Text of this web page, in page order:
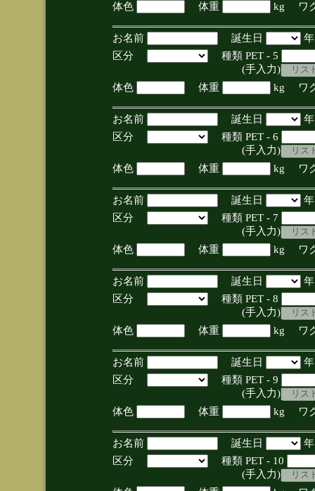
体色
体重 kg ワ
お名前 誕生日
区分
種類 PET - 5
(手入力)
体色
体重 kg ワ
お名前 誕生日
区分
種類 PET - 6
(手入力)
体色
体重 kg ワ
お名前 誕生日
区分
種類 PET - 7
(手入力)
体色
体重 kg ワ
お名前 誕生日
区分
種類 PET - 8
(手入力)
体色
体重 kg ワ
お名前 誕生日
区分
種類 PET - 9
(手入力)
体色
体重 kg ワ
お名前 誕生日
区分
種類 PET - 10
(手入力)